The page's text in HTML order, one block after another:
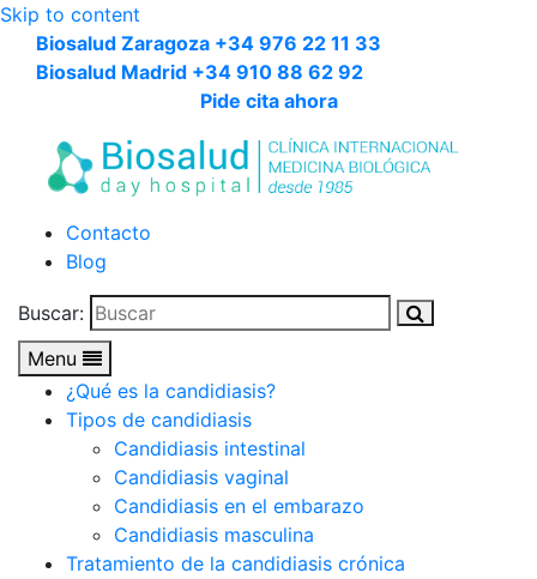
Skip to content
Biosalud Zaragoza +34 976 22 11 33
Biosalud Madrid +34 910 88 62 92
Pide cita ahora
Contacto
Blog
Buscar:
Menu
¿Qué es la candidiasis?
Tipos de candidiasis
Candidiasis intestinal
Candidiasis vaginal
Candidiasis en el embarazo
Candidiasis masculina
Tratamiento de la candidiasis crónica